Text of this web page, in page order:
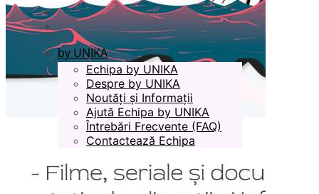
by UNIKA
Echipa by UNIKA
Despre by UNIKA
Noutăți și Informații
Ajută Echipa by UNIKA
Întrebări Frecvente (FAQ)
Contactează Echipa